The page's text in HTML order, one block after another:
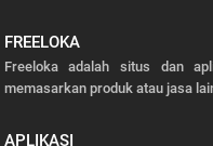
FREELOKA
Freeloka adalah situs dan
memasarkan produk atau jasa
APLIKASI